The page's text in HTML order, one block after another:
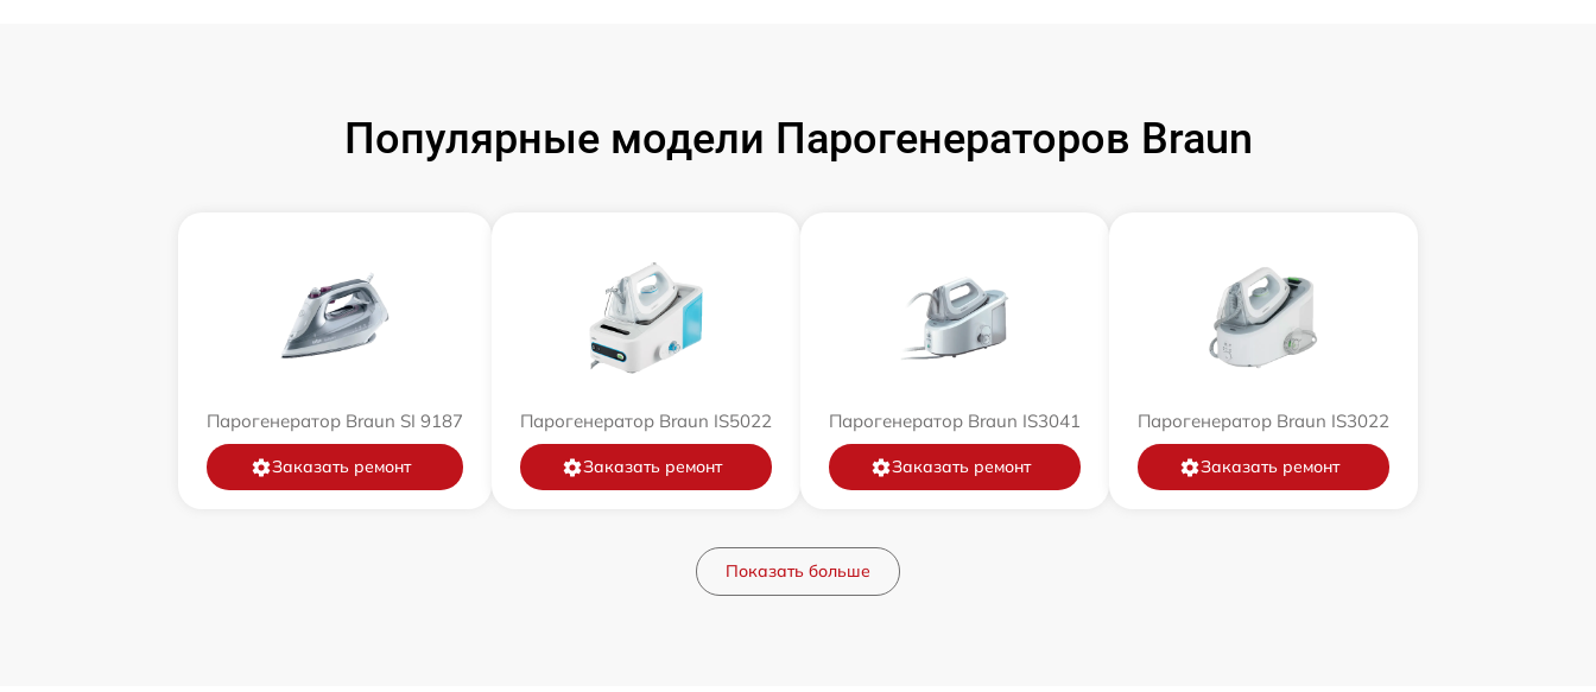
Популярные модели Парогенераторов Braun
Парогенератор Braun SI 9187
Заказать ремонт
Парогенератор Braun IS5022
Заказать ремонт
Парогенератор Braun IS3041
Заказать ремонт
Парогенератор Braun IS3022
Заказать ремонт
Показать больше